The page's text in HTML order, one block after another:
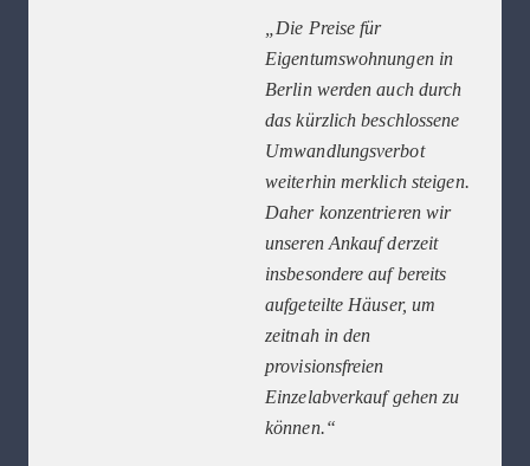
„Die Preise für
Eigentumswohnungen in
Berlin werden auch durch
das kürzlich beschlossene
Umwandlungsverbot
weiterhin merklich steigen.
Daher konzentrieren wir
unseren Ankauf derzeit
insbesondere auf bereits
aufgeteilte Häuser, um
zeitnah in den
provisionsfreien
Einzelabverkauf gehen zu
können.“